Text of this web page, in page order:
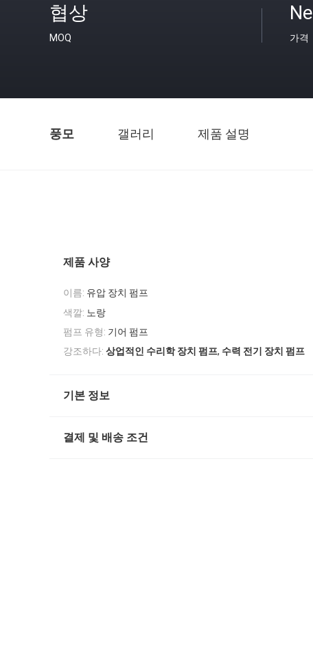
협상
MOQ 가격
풍모 갤러리 제품 설명
제품 사양
이름: 유압 장치 펌프
색깔: 노랑
펌프 유형: 기어 펌프
강조하다: 상업적인 수리학 장치 펌프, 수력 전기 장치 펌프
기본 정보
결제 및 배송 조건